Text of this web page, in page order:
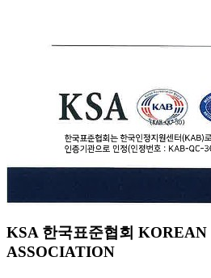
KSA 한국표준협회 KOREAN
ASSOCIATION